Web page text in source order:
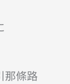
那條路